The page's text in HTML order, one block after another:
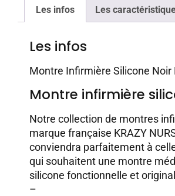
Les infos Les
Les infos
Montre Infirmière Silicone Noir
Montre infirmière
Notre collection de montres
marque française KRAZY
conviendra parfaitement à
qui souhaitent une montre
silicone fonctionnelle et
–